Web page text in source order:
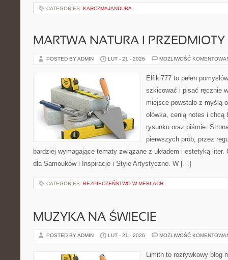
CATEGORIES: KARCZMAJANDURA
MARTWA NATURA I PRZEDMIOTY
POSTED BY ADMIN LUT - 21 - 2026 MOŻLIWOŚĆ
Elfiki777 to pełen
szkicować i pisać ręcznie
miejsce powstało z myślą
ołówka, cenią notes i chcą
rysunku oraz piśmie.
pierwszych prób, przez
bardziej wymagające tematy związane z układem i estetyką liter.
dla Samouków i Inspiracje i Style Artystyczne. W […]
CATEGORIES: BEZPIECZEŃSTWO W MEBLACH
MUZYKA NA ŚWIECIE
POSTED BY ADMIN LUT - 21 - 2026 MOŻLIWOŚĆ
Limith to rozrywkowy blog